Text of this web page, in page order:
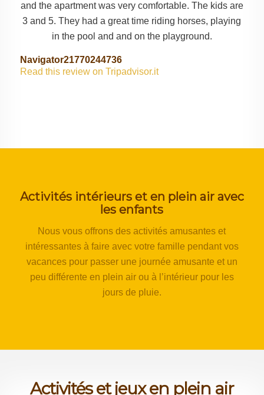
and the apartment was very comfortable. The kids are
3 and 5. They had a great time riding horses, playing
in the pool and and on the playground.
Navigator21770244736
Read this review on Tripadvisor.it
Activités intérieurs et en plein air avec
les enfants
Nous vous offrons des activités amusantes et
intéressantes à faire avec votre famille pendant vos
vacances pour passer une journée amusante et un
peu différente en plein air ou à l’intérieur pour les
jours de pluie.
Activités et jeux en plein air